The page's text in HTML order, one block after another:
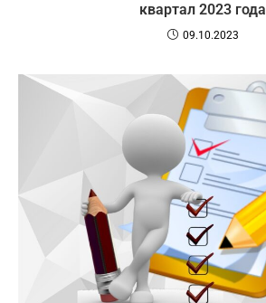
квартал 2023 года
09.10.2023